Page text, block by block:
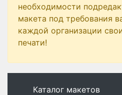
необходимости
макета под требования
каждой организации
печати!
Каталог макетов